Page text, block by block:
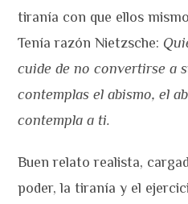
tiranía con que ellos
Tenía razón Nietzsche:
cuide de no convertirse a
contemplas el abismo, el
contempla a ti.
Buen relato realista,
poder, la tiranía y el